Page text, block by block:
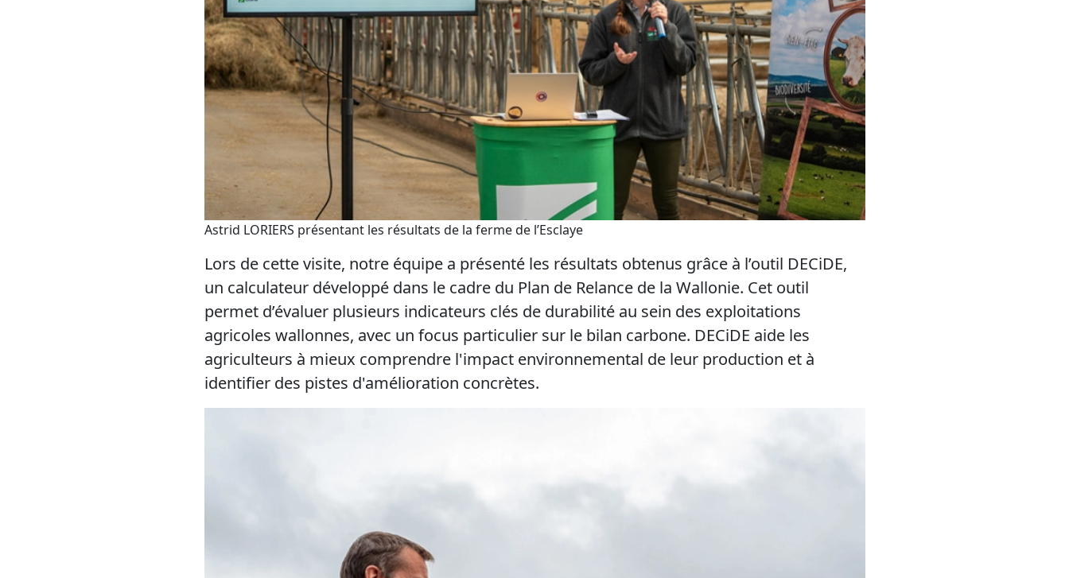
Astrid LORIERS présentant les résultats de la ferme de l’Esclaye
Lors de cette visite, notre équipe a présenté les résultats obtenus grâce à l’outil DECiDE,
un calculateur développé dans le cadre du Plan de Relance de la Wallonie. Cet outil
permet d’évaluer plusieurs indicateurs clés de durabilité au sein des exploitations
agricoles wallonnes, avec un focus particulier sur le bilan carbone. DECiDE aide les
agriculteurs à mieux comprendre l'impact environnemental de leur production et à
identifier des pistes d'amélioration concrètes.